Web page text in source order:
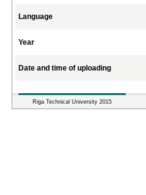
Language
Year
Date and time of uploading
Riga Technical University 2015